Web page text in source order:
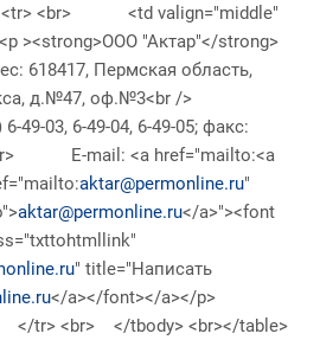
<br> <td valign="middle"
"Актар"</strong>
Пермская область,
д.№47, оф.№3<br />
03, 6-49-04, 6-49-05; факс:
E-mail: <a href="mailto:<a
aktar@permonline.ru"
aktar@permonline.ru</a>"><font
" title="Написать
</a></font></a></p>
<br> </tbody> <br></table>